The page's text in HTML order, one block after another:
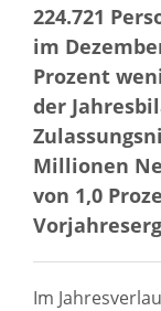
224.721
im
Prozent
der
Zulassungs
Millionen
von 1,0
Im